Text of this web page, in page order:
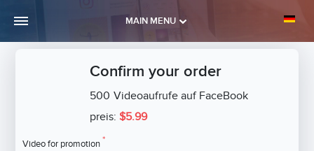
MAIN MENU
Confirm your order
500 Videoaufrufe auf FaceBook
preis:$5.99
Video for promotion *